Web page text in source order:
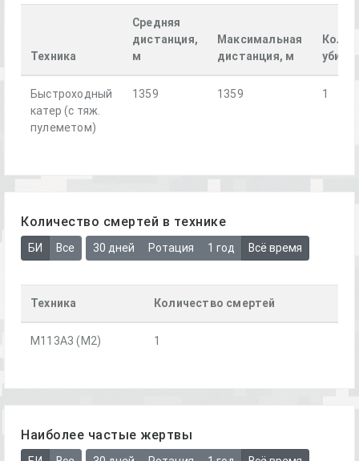
Техника
Средняя
дистанция,
м
Максимальная
дистанция, м
Быстроходный
катер (с тяж.
пулеметом)
1359 1359 1
Количество смертей в технике
БИ Все 30 дней Ротация 1 год Всё время
Техника Количество смертей
М113А3 (М2) 1
Наиболее частые жертвы